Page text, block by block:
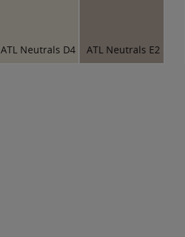
ATL Neutrals D4 ATL Neutrals E2